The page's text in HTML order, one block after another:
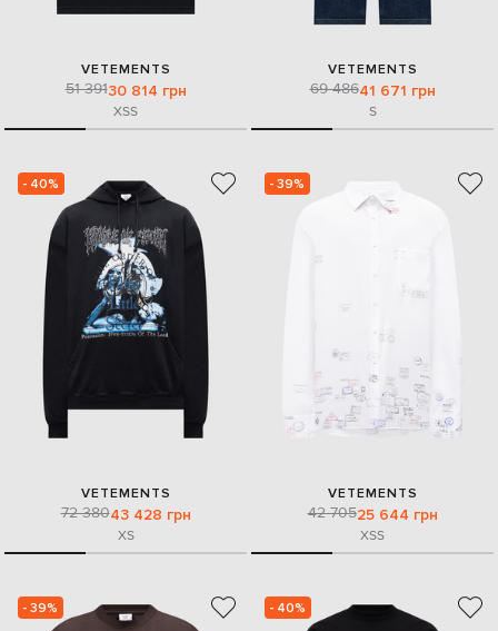
VETEMENTS
51 39130 814 грн
XSS
VETEMENTS
69 48641 671 грн
S
- 40%
VETEMENTS
72 38043 428 грн
XS
- 39%
VETEMENTS
42 70525 644 грн
XSS
- 39% - 40%